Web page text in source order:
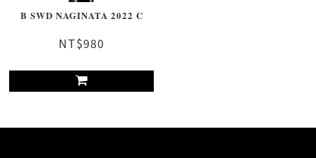
B SWD NAGINATA 2022 C
NT$980